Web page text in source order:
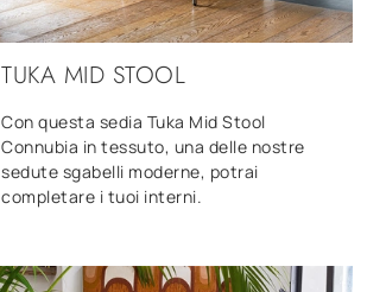
TUKA MID STOOL
Con questa sedia Tuka Mid Stool
Connubia in tessuto, una delle nostre
sedute sgabelli moderne, potrai
completare i tuoi interni.